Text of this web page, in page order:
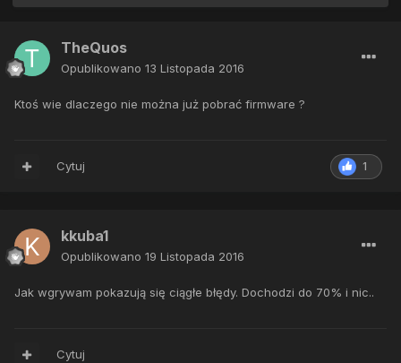
TheQuos
Opublikowano 13 Listopada 2016
Ktoś wie dlaczego nie można już pobrać firmware ?
1
Cytuj
kkuba1
Opublikowano 19 Listopada 2016
Jak wgrywam pokazują się ciągłe błędy. Dochodzi do 70% i nic..
Cytuj